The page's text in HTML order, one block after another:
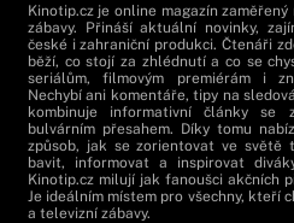
Kinotip.cz je online magazín
zábavy. Přináší aktuální novinky,
české i zahraniční produkci. Čtenáři
běží, co stojí za zhlédnutí a co se
seriálům, filmovým premiérám i
Nechybí ani komentáře, tipy na
kombinuje informativní články se
bulvárním přesahem. Díky tomu
způsob, jak se zorientovat ve světě
bavit, informovat a inspirovat
Kinotip.cz milují jak fanoušci akčních
Je ideálním místem pro všechny, kteří
a televizní zábavy.